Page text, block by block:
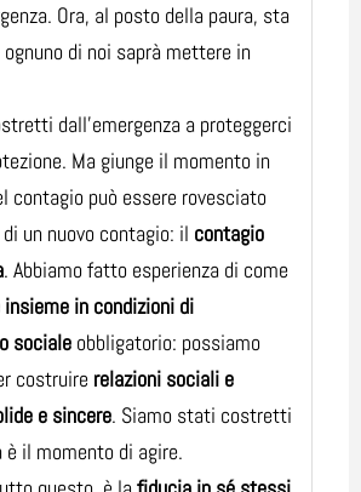
Ora, al posto della paura, sta
ognuno di noi saprà mettere in
dall'emergenza a proteggerci
Ma giunge il momento in
contagio può essere rovesciato
un nuovo contagio: il contagio
. Abbiamo fatto esperienza di come
insieme in condizioni di
sociale obbligatorio: possiamo
costruire relazioni sociali e
e sincere. Siamo stati costretti
è il momento di agire.